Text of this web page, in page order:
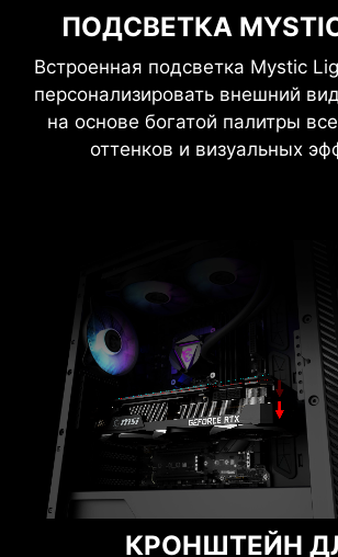
ПОДСВЕТКА
Встроенная подсветка Mystic
персонализировать внешний
на основе богатой палитры